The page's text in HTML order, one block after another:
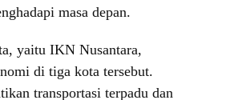
masa depan.
yaitu IKN Nusantara,
di tiga kota tersebut.
transportasi terpadu dan